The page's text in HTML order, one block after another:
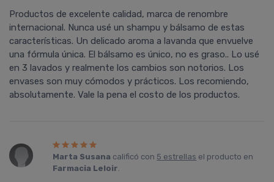
Productos de excelente calidad, marca de renombre
internacional. Nunca usé un shampu y bálsamo de estas
características. Un delicado aroma a lavanda que envuelve
una fórmula única. El bálsamo es único, no es graso.. Lo usé
en 3 lavados y realmente los cambios son notorios. Los
envases son muy cómodos y prácticos. Los recomiendo,
absolutamente. Vale la pena el costo de los productos.
Marta Susana calificó con 5 estrellas el producto en
Farmacia Leloir.